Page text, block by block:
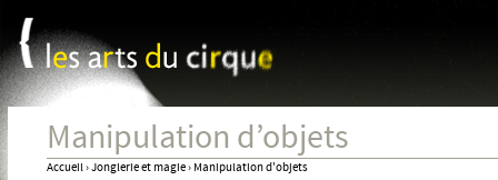
Manipulation d’objets
Accueil›Jonglerie et magie› Manipulation d'objets
Panneau de gestion des cookies